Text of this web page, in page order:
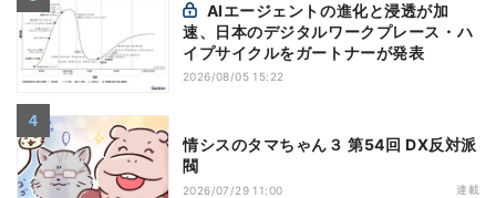
速、日本のデジタルワークプレース・ハ
イプサイクルをガートナーが発表
2026/08/05 15:22
情シスのタマちゃん３ 第54回 DX反対派
閥
2026/07/29 11:00 連載